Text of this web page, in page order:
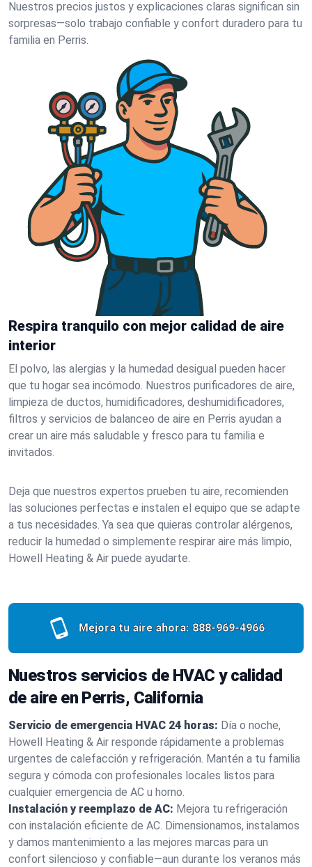
Nuestros precios justos y explicaciones claras significan sin
sorpresas—solo trabajo confiable y confort duradero para tu
familia en Perris.
Respira tranquilo con mejor calidad de aire
interior
El polvo, las alergias y la humedad desigual pueden hacer
que tu hogar sea incómodo. Nuestros purificadores de aire,
limpieza de ductos, humidificadores, deshumidificadores,
filtros y servicios de balanceo de aire en Perris ayudan a
crear un aire más saludable y fresco para tu familia e
invitados.
Deja que nuestros expertos prueben tu aire, recomienden
las soluciones perfectas e instalen el equipo que se adapte
a tus necesidades. Ya sea que quieras controlar alérgenos,
reducir la humedad o simplemente respirar aire más limpio,
Howell Heating & Air puede ayudarte.
Mejora tu aire ahora: 888-969-4966
Nuestros servicios de HVAC y calidad
de aire en Perris, California
Servicio de emergencia HVAC 24 horas: Día o noche,
Howell Heating & Air responde rápidamente a problemas
urgentes de calefacción y refrigeración. Mantén a tu familia
segura y cómoda con profesionales locales listos para
cualquier emergencia de AC u horno.
Instalación y reemplazo de AC: Mejora tu refrigeración
con instalación eficiente de AC. Dimensionamos, instalamos
y damos mantenimiento a las mejores marcas para un
confort silencioso y confiable—aun durante los veranos más